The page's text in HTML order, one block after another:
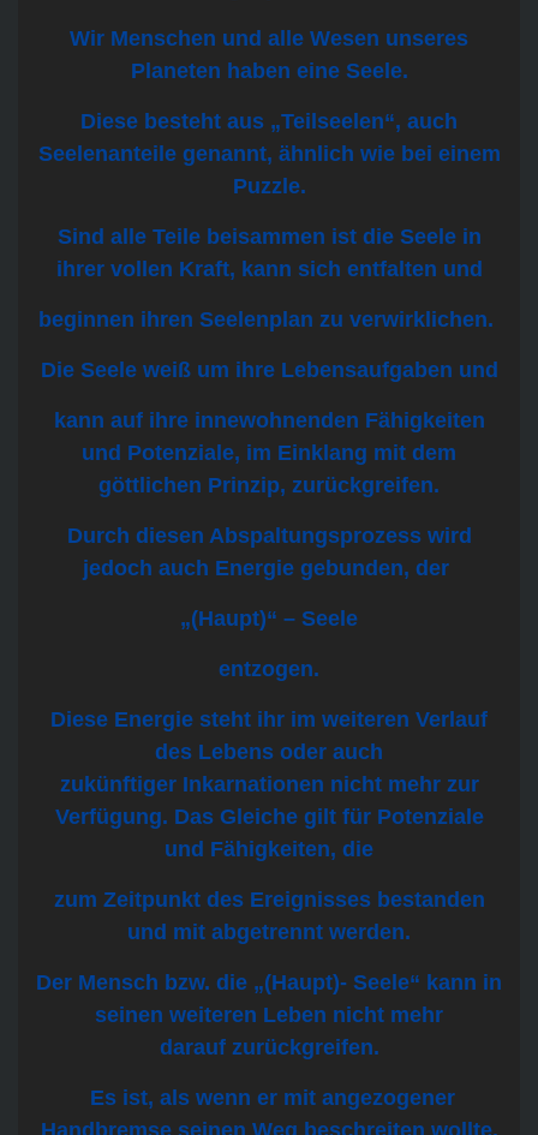
Wir Menschen und alle Wesen unseres
Planeten haben eine Seele.
Diese besteht aus „Teilseelen“, auch
Seelenanteile genannt, ähnlich wie bei einem
Puzzle.
Sind alle Teile beisammen ist die Seele in
ihrer vollen Kraft, kann sich entfalten und
beginnen ihren Seelenplan zu verwirklichen.
Die Seele weiß um ihre Lebensaufgaben und
kann auf ihre innewohnenden Fähigkeiten
und Potenziale, im Einklang mit dem
göttlichen Prinzip, zurückgreifen.
Durch diesen Abspaltungsprozess wird
jedoch auch Energie gebunden, der
„(Haupt)“ – Seele
entzogen.
Diese Energie steht ihr im weiteren Verlauf
des Lebens oder auch
zukünftiger Inkarnationen nicht mehr zur
Verfügung. Das Gleiche gilt für Potenziale
und Fähigkeiten, die
zum Zeitpunkt des Ereignisses bestanden
und mit abgetrennt werden.
Der Mensch bzw. die „(Haupt)- Seele“ kann in
seinen weiteren Leben nicht mehr
darauf zurückgreifen.
Es ist, als wenn er mit angezogener
Handbremse seinen Weg beschreiten wollte.